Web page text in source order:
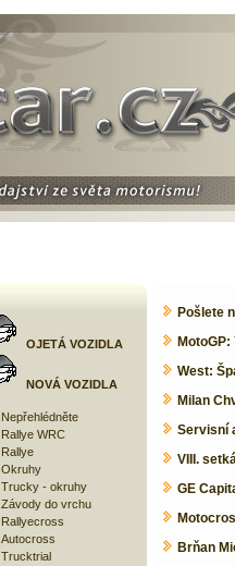
OJETÁ VOZIDLA
NOVÁ VOZIDLA
Nepřehlédněte
Rallye WRC
Rallye
Okruhy
Trucky - okruhy
Závody do vrchu
Rallyecross
Autocross
Trucktrial
Pošlete
West:
Milan
Servisní
VIII.
GE
Brňan